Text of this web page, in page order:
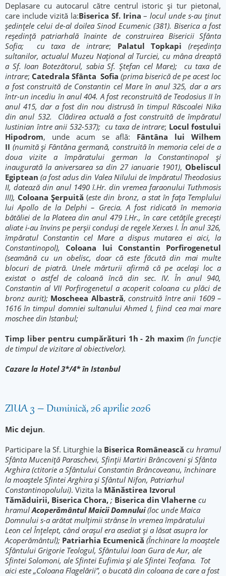
Deplasare cu autocarul către centrul istoric și tur pietonal,
care include vizită la:Biserica Sf. Irina – locul unde s-au ținut
ședințele celui de-al doilea Sinod Ecumenic (381). Biserica a fost
reședință patriarhală înainte de construirea Bisericii Sfânta
Sofia;
cu taxa de intrare; Palatul Topkapi
(reşedinţa
sultanilor, actualul Muzeu Naţional al Turciei, cu mâna dreaptă
a Sf. Ioan Botezătorul, sabia Sf. Ştefan cel Mare);
cu taxa de
intrare; Catedrala Sfânta Sofia (prima biserică de pe acest loc
a fost construită de Constantin cel Mare în anul 325, dar a ars
într-un incediu în anul 404. A fost reconstruită de Teodosius II în
anul 415, dar a fost din nou distrusă în timpul Răscoalei Nika
din anul 532. Clădirea actuală a fost construită de împăratul
Iustinian între anii 532-537); cu taxa de intrare; Locul fostului
Hipodrom, unde acum se află: Fântâna lui Wilhem
II (numită și Fântâna germană, construită în memoria celei de a
doua vizite a împăratului german la Constantinopol și
inaugurată la aniversarea sa din 27 ianuarie 1901), Obeliscul
Egiptean (a fost adus din Valea Nilului de împăratul Theodosius
II, datează din anul 1490 î.Hr. din vremea faraonului Tuthmosis
III), Coloana Şerpuită (este din bronz, a stat în fața Templului
lui Apollo de la Delphi – Grecia. A fost ridicată în memoria
bătăliei de la Plateea din anul 479 î.Hr., în care cetățile grecești
aliate i-au învins pe perșii conduși de regele Xerxes I. În anul 326,
împăratul Constantin cel Mare a dispus mutarea ei aici, la
Constantinopol),
Coloana lui Constantin Porfirogenetul
(seamănă cu un obelisc, doar că este făcută din mai multe
blocuri de piatră. Unele mărturii afirmă că pe același loc a
existat o astfel de coloană încă din sec. IV. În anul 940,
Constantin al VII Porfirogenetul a acoperit coloana cu plăci de
bronz aurit); Moscheea Albastră, construită între anii 1609 –
1616 în timpul domniei sultanului Ahmed I, fiind cea mai mare
moschee din Istanbul;
Timp liber pentru cumpărături 1h - 2h maxim(în funcție
de timpul de vizitare al obiectivelor).
Cazare la Hotel 3*/4* în Istanbul
ZIUA 3 – Duminică, 26 aprilie 2026
Mic dejun.
Participare la Sf. Liturghie la Biserica Românească cu hramul
Sfânta Muceniţă Paraschevi, Sfinţii Martiri Brâncoveni şi Sfânta
Arghira (ctitorie a Sfântului Constantin Brâncoveanu, închinare
la moaştele Sfintei Arghira şi Sfântul Nifon, Patriarhul
Constantinopolului). Vizita la Mănăstirea Izvorul
Tămăduirii, Biserica Chora, ; Biserica din Vlaherne cu
hramulAcoperământul Maicii Domnului(loc unde Maica
Domnului s-a arătat mulţimii strânse în vremea împăratului
Leon cel Înţelept, când oraşul era asediat şi a lăsat asupra lor
Acoperământul); Patriarhia Ecumenică (Închinare la moaştele
Sfântului Grigorie Teologul, Sfântului Ioan Gura de Aur, ale
Sfintei Solomoni, ale Sfintei Eufimia și ale Sfintei Teofana. Tot
aici este „Coloana Flagelării”, o bucată din coloana de care a fost